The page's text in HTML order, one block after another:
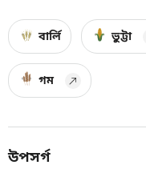
বার্লি ভুট্টা
গম
উপসর্গ